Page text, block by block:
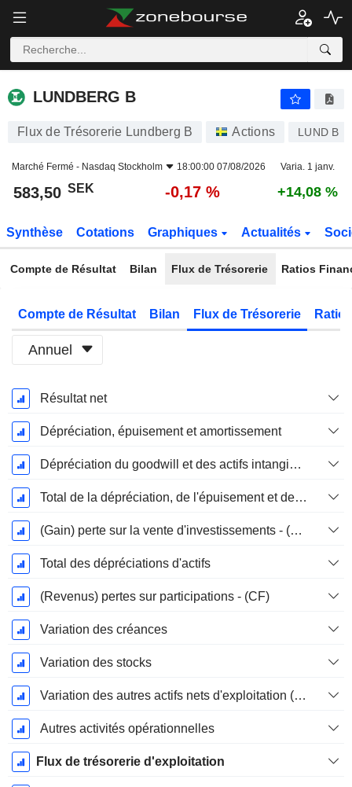
LUNDBERG B
LUNDBERG B
Flux de Trésorerie Lundberg B Actions LUND B
Marché Fermé - Nasdaq Stockholm 18:00:00 07/08/2026 Varia. 1 janv.
583,50 SEK -0,17 % +14,08 %
Synthèse Cotations Graphiques Actualités
Compte de Résultat Bilan Flux de Trésorerie Ratios
Compte de Résultat Bilan Flux de Trésorerie
Annuel
Période
Fiscale:
Décembre
Résultat net
Dépréciation, épuisement et amortissement
Dépréciation du goodwill et des actifs intangibles
Total de la dépréciation, de l'épuisement et de l'amortissement
(Gain) perte sur la vente d'investissements - (CF)
Total des dépréciations d'actifs
(Revenus) pertes sur participations - (CF)
Variation des créances
Variation des stocks
Variation des autres actifs nets d'exploitation (perçus)
Autres activités opérationnelles
Flux de trésorerie d'exploitation